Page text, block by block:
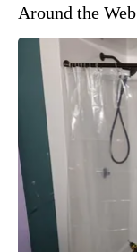
Around the Web